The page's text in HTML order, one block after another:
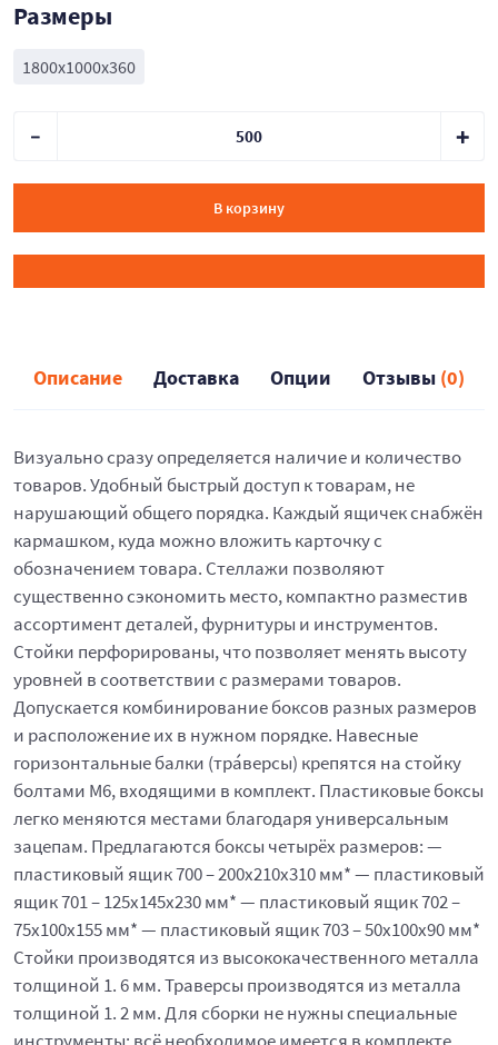
Размеры
1800x1000x360
В корзину
Описание Доставка Опции Отзывы (0)
Визуально сразу определяется наличие и количество
товаров. Удобный быстрый доступ к товарам, не
нарушающий общего порядка. Каждый ящичек снабжён
кармашком, куда можно вложить карточку с
обозначением товара. Стеллажи позволяют
существенно сэкономить место, компактно разместив
ассортимент деталей, фурнитуры и инструментов.
Стойки перфорированы, что позволяет менять высоту
уровней в соответствии с размерами товаров.
Допускается комбинирование боксов разных размеров
и расположение их в нужном порядке. Навесные
горизонтальные балки (тра́версы) крепятся на стойку
болтами М6, входящими в комплект. Пластиковые боксы
легко меняются местами благодаря универсальным
зацепам. Предлагаются боксы четырёх размеров: —
пластиковый ящик 700 – 200x210x310 мм* — пластиковый
ящик 701 – 125x145x230 мм* — пластиковый ящик 702 –
75x100x155 мм* — пластиковый ящик 703 – 50x100x90 мм*
Стойки производятся из высококачественного металла
толщиной 1. 6 мм. Траверсы производятся из металла
толщиной 1. 2 мм. Для сборки не нужны специальные